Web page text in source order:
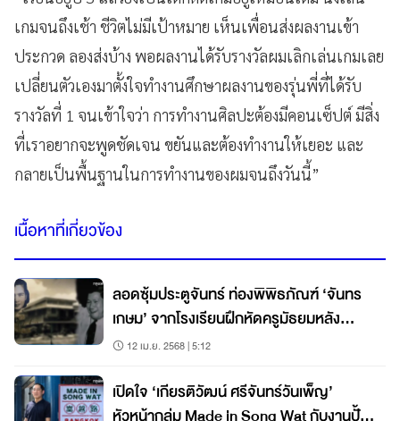
เกมจนถึงเช้า ชีวิตไม่มีเป้าหมาย เห็นเพื่อนส่งผลงานเข้า
ประกวด ลองส่งบ้าง พอผลงานได้รับรางวัลผมเลิกเล่นเกมเลย
เปลี่ยนตัวเองมาตั้งใจทำงานศึกษาผลงานของรุ่นพี่ที่ได้รับ
รางวัลที่ 1 จนเข้าใจว่า การทำงานศิลปะต้องมีคอนเซ็ปต์ มีสิ่ง
ที่เราอยากจะพูดชัดเจน ขยันและต้องทำงานให้เยอะ และ
กลายเป็นพื้นฐานในการทำงานของผมจนถึงวันนี้”
เนื้อหาที่เกี่ยวข้อง
ลอดซุ้มประตูจันทร์ ท่องพิพิธภัณฑ์ ‘จันทร
เกษม’ จากโรงเรียนฝึกหัดครูมัธยมหลัง
กระทรวงสู่ ม.ราชภัฏจันทรเกษม
12 เม.ย. 2568 | 5:12
เปิดใจ ‘เกียรติวัฒน์ ศรีจันทร์วันเพ็ญ’